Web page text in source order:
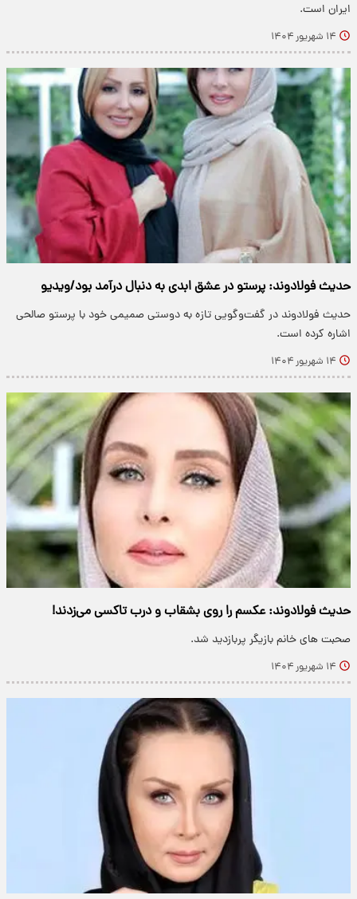
ایران است.
۱۴ شهریور ۱۴۰۴
حدیث فولادوند: پرستو در عشق ابدی به دنبال درآمد بود/ویدیو
حدیث فولادوند در گفت‌وگویی تازه به دوستی صمیمی خود با پرستو صالحی
اشاره کرده است.
۱۴ شهریور ۱۴۰۴
حدیث فولادوند: عکسم را روی بشقاب و درب تاکسی می‌زدند!
صحبت های خانم بازیگر پربازدید شد.
۱۴ شهریور ۱۴۰۴